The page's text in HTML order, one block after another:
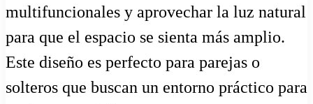
multifuncionales y aprovechar la luz natural
para que el espacio se sienta más amplio.
Este diseño es perfecto para parejas o
solteros que buscan un entorno práctico para